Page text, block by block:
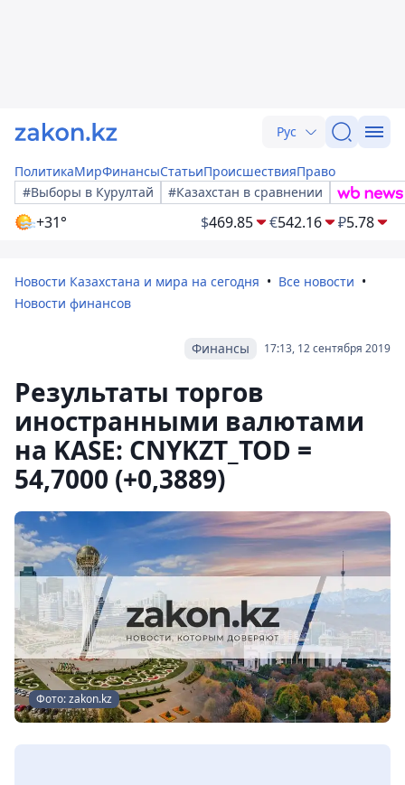
Рус
ПолитикаМирФинансыСтатьиПроисшествияПраво
#Выборы в Курултай
#Казахстан в сравнении
+31° $469.85 €542.16 ₽5.78
Новости Казахстана и мира на сегодня
Все новости
Новости финансов
17:13, 12 сентября 2019
Финансы
Результаты торгов
иностранными валютами
на KASE: CNYKZT_TOD =
54,7000 (+0,3889)
Фото: zakon.kz